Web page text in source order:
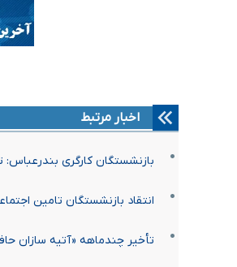
اخبار مرتبط
بازنشستگان کارگری
انتقاد بازنشستگان تامین
تأخیر چندماهه «آتیه سازان